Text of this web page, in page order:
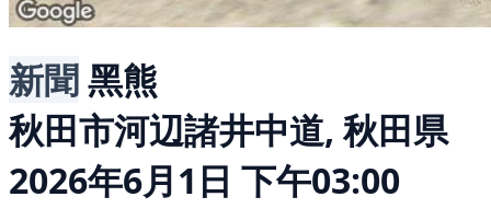
新聞黑熊
秋田市河辺諸井中道, 秋田県
2026年6月1日 下午03:00